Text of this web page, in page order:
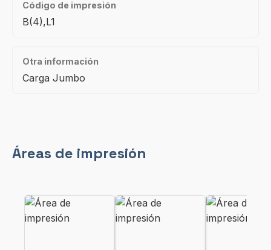
Código de impresión
B(4),L1
Otra información
Carga Jumbo
Áreas de impresión